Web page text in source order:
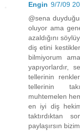
Engin 9/7/09
@sena
oluyor ama
azaldığını
diş etini
bilmiyorum
yapıyorlardır,
tellerinin
tellerinin
muhtemelen
en iyi diş
taktırdıktan
paylaşırsın